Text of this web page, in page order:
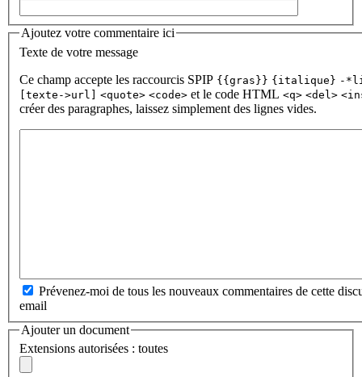
Ajoutez votre commentaire ici
Texte de votre message
Ce champ accepte les raccourcis SPIP {{gras}} {italique} -
[texte->url] <quote> <code> et le code HTML <q> <del>
créer des paragraphes, laissez simplement des lignes vides.
Prévenez-moi de tous les nouveaux commentaires de cette
email
Ajouter un document
Extensions autorisées : toutes